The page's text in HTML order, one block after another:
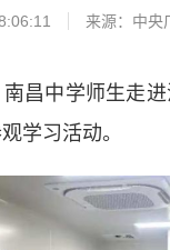
来源：中央
中学师生走进
学习活动。